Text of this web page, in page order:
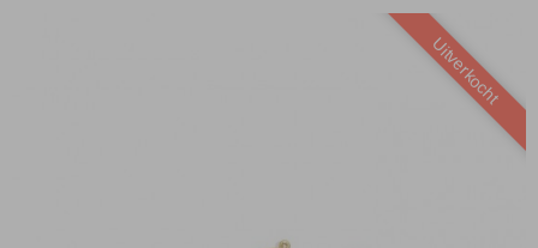
Uitverkocht